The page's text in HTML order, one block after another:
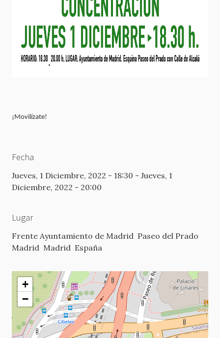
¡Movilízate!
Fecha
Jueves, 1 Diciembre, 2022 - 18:30 - Jueves, 1
Diciembre, 2022 - 20:00
Lugar
Frente Ayuntamiento de Madrid Paseo del Prado
Madrid Madrid España
+
−